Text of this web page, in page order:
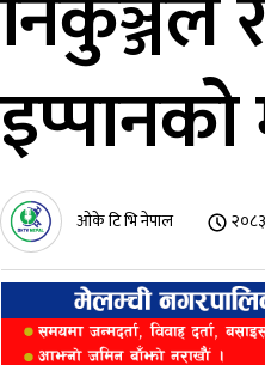
ओके टि भि नेपाल